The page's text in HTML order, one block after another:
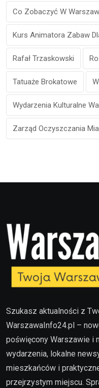
Co Zobaczyć W
Kurs Animatora Zabaw
Rafał Trzaskowski
Tatuaże Brokatowe
Wydarzenia Kulturalne
Zarząd Oczyszczania
Szukasz aktualności z
WarszawaInfo24.pl –
poświęcony Warszawie i
wydarzenia, lokalne
mieszkańców i
przejrzystym miejscu.